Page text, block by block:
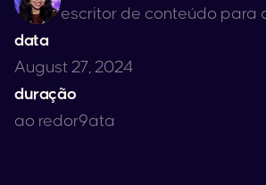
escritor de conteúdo para
data
August 27, 2024
duração
ao redor9ata